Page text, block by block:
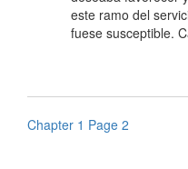
este ramo del servicio
fuese susceptible.
Chapter 1 Page 2